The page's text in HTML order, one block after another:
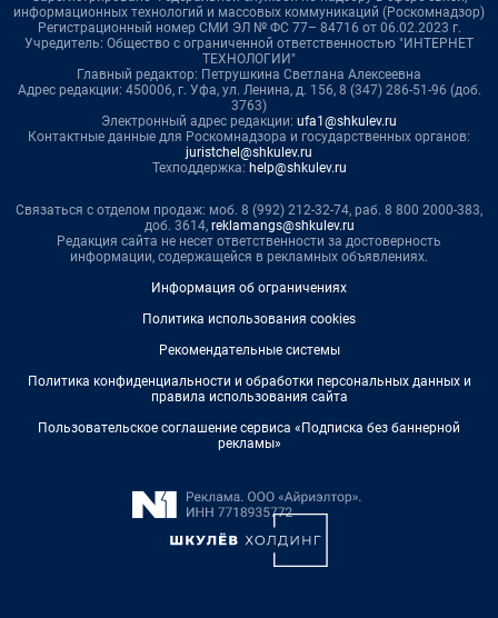
информационных технологий и массовых коммуникаций (Роскомнадзор)
Регистрационный номер СМИ ЭЛ № ФС 77– 84716 от 06.02.2023 г.
Учредитель: Общество с ограниченной ответственностью "ИНТЕРНЕТ
ТЕХНОЛОГИИ"
Главный редактор: Петрушкина Светлана Алексеевна
Адрес редакции: 450006, г. Уфа, ул. Ленина, д. 156, 8 (347) 286-51-96 (доб.
3763)
Электронный адрес редакции: ufa1@shkulev.ru
Контактные данные для Роскомнадзора и государственных органов:
juristchel@shkulev.ru
Техподдержка: help@shkulev.ru
Связаться с отделом продаж: моб. 8 (992) 212-32-74, раб. 8 800 2000-383,
доб. 3614, reklamangs@shkulev.ru
Редакция сайта не несет ответственности за достоверность
информации, содержащейся в рекламных объявлениях.
Информация об ограничениях
Политика использования cookies
Рекомендательные системы
Политика конфиденциальности и обработки персональных данных и
правила использования сайта
Пользовательское соглашение сервиса «Подписка без баннерной
рекламы»